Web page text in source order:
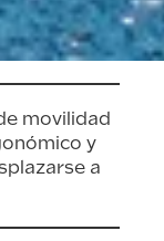
movilidad
y
a